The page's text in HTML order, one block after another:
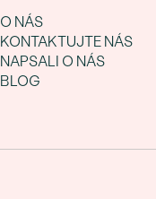
O NÁS
KONTAKTUJTE NÁS
NAPSALI O NÁS
BLOG